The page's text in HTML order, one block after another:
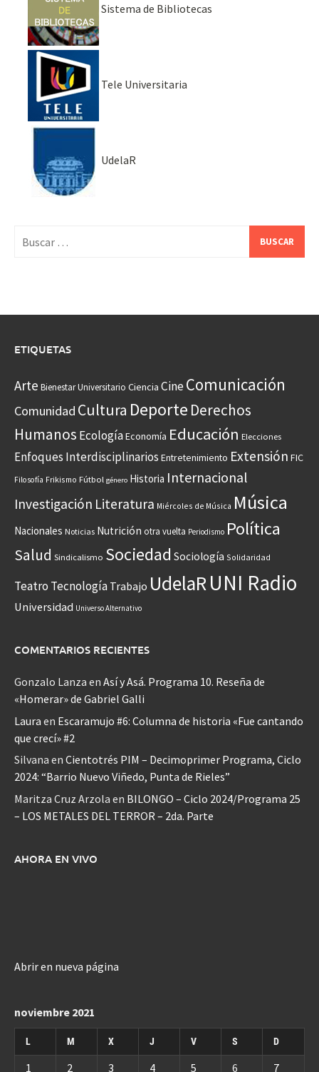
Sistema de Bibliotecas
Tele Universitaria
UdelaR
ETIQUETAS
Arte Bienestar Universitario Ciencia CineComunicación
Comunidad Cultura Deporte Derechos
Humanos EcologíaEconomía Educación Elecciones
Enfoques Interdisciplinarios Entretenimiento Extensión FIC
Filosofía Frikismo Fútbol género Historia Internacional
Investigación Literatura Miércoles de Música Música
Nacionales Noticias Nutrición otra vuelta Periodismo Política
Salud Sindicalismo Sociedad Sociología Solidaridad
Teatro Tecnología Trabajo UdelaRUNI Radio
Universidad Universo Alternativo
COMENTARIOS RECIENTES
Gonzalo Lanza en Así y Asá. Programa 10. Reseña de
«Homerar» de Gabriel Galli
Laura en Escaramujo #6: Columna de historia «Fue cantando
que crecí» #2
Silvana en Cientotrés PIM – Decimoprimer Programa, Ciclo
2024: “Barrio Nuevo Viñedo, Punta de Rieles”
Maritza Cruz Arzola en BILONGO – Ciclo 2024/Programa 25
– LOS METALES DEL TERROR – 2da. Parte
AHORA EN VIVO
Abrir en nueva página
noviembre 2021
L M X J V S D
1 2 3 4 5 6 7